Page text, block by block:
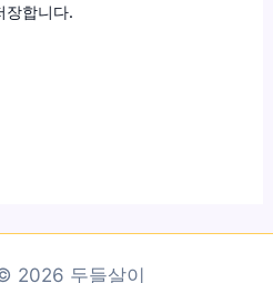
장합니다.
2026 두들살이